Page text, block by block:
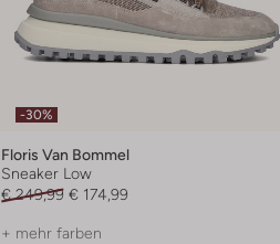
-30%
Floris Van Bommel
Sneaker Low
€ 249,99 € 174,99
+ mehr farben